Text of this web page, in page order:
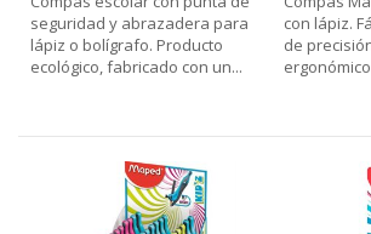
seguridad y abrazadera para
lápiz o bolígrafo. Producto
ecológico, fabricado con un...
con lápiz.
de